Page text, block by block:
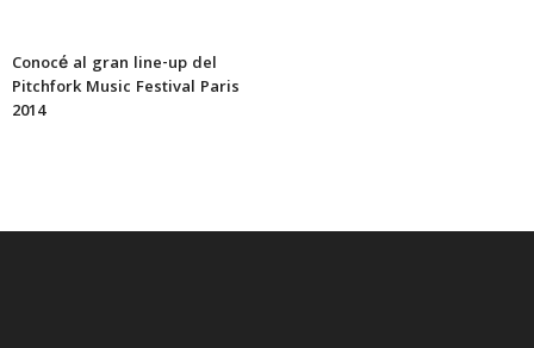
Conocé al gran line-up del
Pitchfork Music Festival Paris
2014